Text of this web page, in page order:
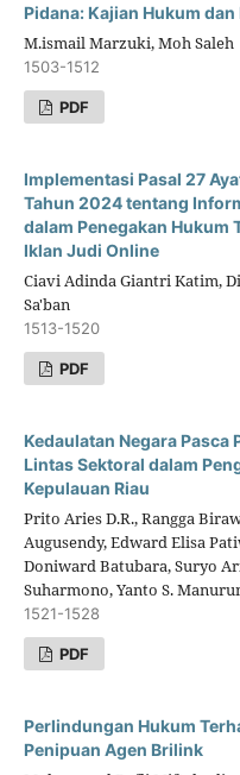
Pidana: Kajian Hukum
M.ismail Marzuki, Moh Saleh
1503-1512
PDF
Implementasi Pasal 27
Tahun 2024 tentang
dalam Penegakan Hukum
Iklan Judi Online
Ciavi Adinda Giantri Katim,
Sa'ban
1513-1520
PDF
Kedaulatan Negara
Lintas Sektoral dalam
Kepulauan Riau
Prito Aries D.R., Rangga
Augusendy, Edward Elisa
Doniward Batubara, Suryo
Suharmono, Yanto S.
1521-1528
PDF
Perlindungan Hukum
Penipuan Agen Brilink